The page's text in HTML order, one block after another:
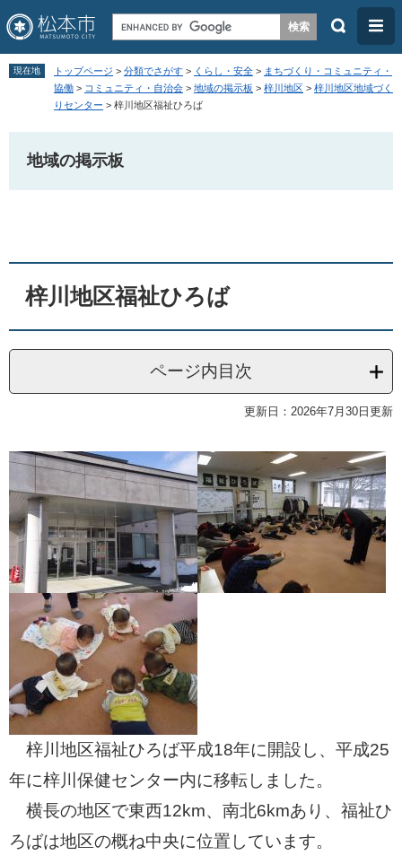
ペ
頭
。
メ
飛
て
検
メ
ニ
ュ
ー
現在地 トップページ > 分類でさがす > くらし・安全 > まちづくり・コミュニティ・
協働 > コミュニティ・自治会 > 地域の掲示板 > 梓川地区 > 梓川地区地域づく
りセンター > 梓川地区福祉ひろば
地域の掲示板
梓川地区福祉ひろば
ページ内目次
更新日：2026年7月30日更新
梓川地区福祉ひろば平成18年に開設し、平成25
年に梓川保健センター内に移転しました。
横長の地区で東西12km、南北6kmあり、福祉ひ
ろばは地区の概ね中央に位置しています。